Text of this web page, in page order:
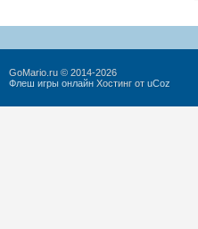
GoMario.ru © 2014-2026
Флеш игры онлайн Хостинг от uCoz